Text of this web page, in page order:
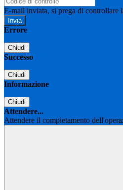
E-mail inviata, si prega di controllare
Errore
Chiudi
Successo
Chiudi
Informazione
Chiudi
Attendere...
Attendere il completamento